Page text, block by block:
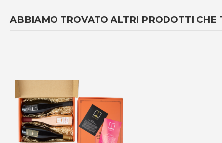
ABBIAMO TROVATO ALTRI PRODOTTI CHE